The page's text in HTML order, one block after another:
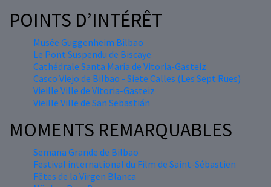
POINTS D’INTÉRÊT
Musée Guggenheim Bilbao
Le Pont Suspendu de Biscaye
Cathédrale Santa María de Vitoria-Gasteiz
Casco Viejo de Bilbao - Siete Calles (Les Sept Rues)
Vieille Ville de Vitoria-Gasteiz
Vieille Ville de San Sebastián
MOMENTS REMARQUABLES
Semana Grande de Bilbao
Festival international du Film de Saint-Sébastien
Fêtes de la Virgen Blanca